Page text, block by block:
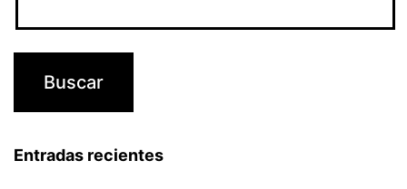
Entradas recientes